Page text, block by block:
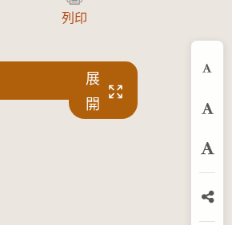
列印
展
開
放
分